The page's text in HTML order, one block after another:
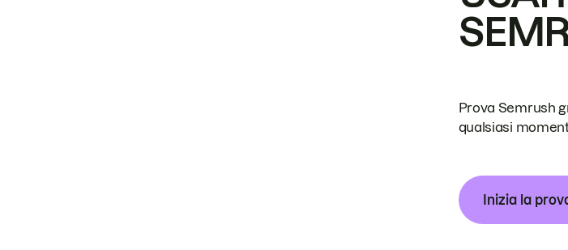
Prova Semrush
qualsiasi
Inizia la